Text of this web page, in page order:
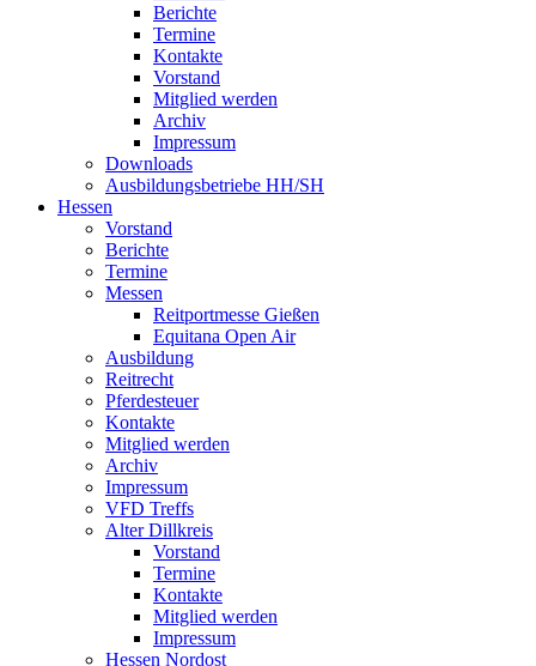
Berichte
Termine
Kontakte
Vorstand
Mitglied werden
Archiv
Impressum
Downloads
Ausbildungsbetriebe HH/SH
Hessen
Vorstand
Berichte
Termine
Messen
Reitportmesse Gießen
Equitana Open Air
Ausbildung
Reitrecht
Pferdesteuer
Kontakte
Mitglied werden
Archiv
Impressum
VFD Treffs
Alter Dillkreis
Vorstand
Termine
Kontakte
Mitglied werden
Impressum
Hessen Nordost